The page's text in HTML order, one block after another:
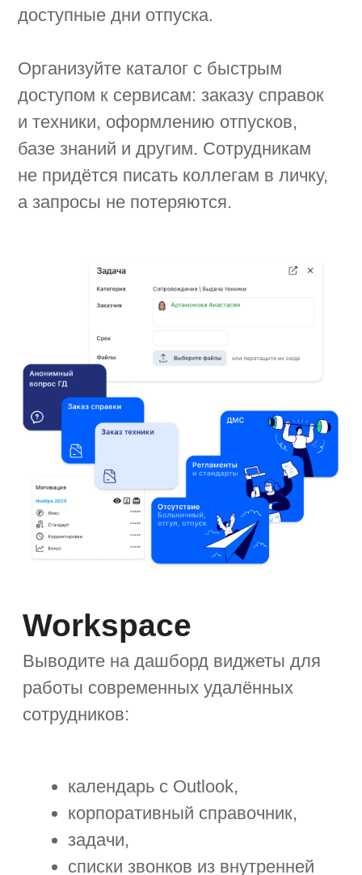
Service Desk
и навигация
Организуйте каталог корпоративных
услуг — набор доступных сервисов
будет зависеть от роли сотрудника.
Объединяйте сервисы по страницам
и блокам, настраивайте навигацию
и переходы.
Гибкие настройки
доступа